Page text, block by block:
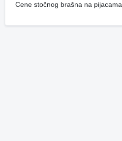
Cene stočnog brašna na pijacama